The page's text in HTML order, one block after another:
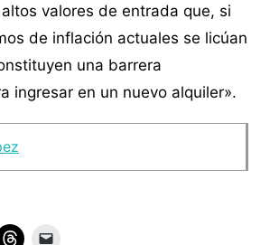
valores de entrada que, si
de inflación actuales se licúan
una barrera
ingresar en un nuevo alquiler».